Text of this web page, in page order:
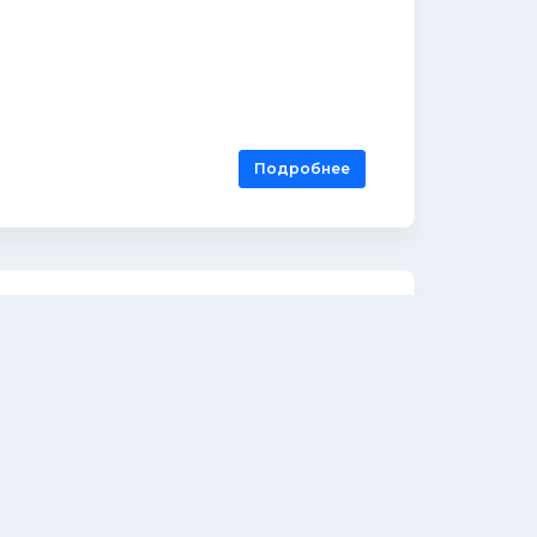
Подробнее